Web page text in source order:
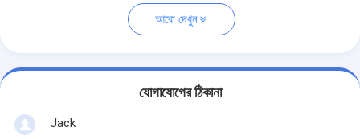
আরো দেখুন
যোগাযোগের ঠিকানা
Jack